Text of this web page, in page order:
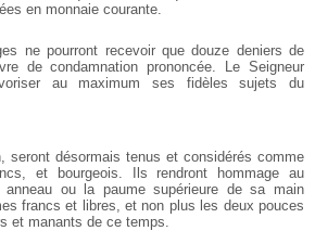
en monnaie courante.
ne pourront recevoir que douze deniers de
de condamnation prononcée.
Le Seigneur
au maximum ses fidèles sujets du
seront désormais tenus et considérés comme
et bourgeois. Ils rendront hommage au
anneau ou la paume supérieure de sa main
francs et libres, et non plus les deux pouces
et manants de ce temps.